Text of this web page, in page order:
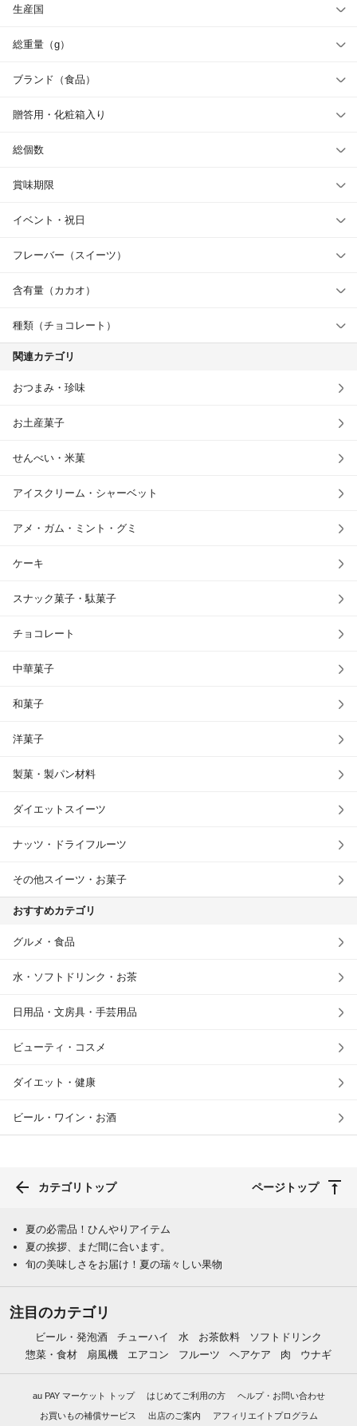
生産国
総重量（g）
ブランド（食品）
贈答用・化粧箱入り
総個数
賞味期限
イベント・祝日
フレーバー（スイーツ）
含有量（カカオ）
種類（チョコレート）
関連カテゴリ
おつまみ・珍味
お土産菓子
せんべい・米菓
アイスクリーム・シャーベット
アメ・ガム・ミント・グミ
ケーキ
スナック菓子・駄菓子
チョコレート
中華菓子
和菓子
洋菓子
製菓・製パン材料
ダイエットスイーツ
ナッツ・ドライフルーツ
その他スイーツ・お菓子
おすすめカテゴリ
グルメ・食品
水・ソフトドリンク・お茶
日用品・文房具・手芸用品
ビューティ・コスメ
ダイエット・健康
ビール・ワイン・お酒
カテゴリトップ ページトップ
夏の必需品！ひんやりアイテム
夏の挨拶、まだ間に合います。
旬の美味しさをお届け！夏の瑞々しい果物
注目のカテゴリ
ビール・発泡酒 チューハイ 水 お茶飲料
ソフトドリンク
惣菜・食材
扇風機 エアコン フルーツ ヘアケア 肉 ウナギ
au PAY マーケット トップ はじめてご利用の方 ヘルプ・お問い合わせ
お買いもの補償サービス 出店のご案内 アフィリエイトプログラム